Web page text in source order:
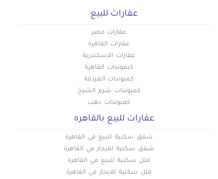
عقارات للبيع
عقارات مصر
عقارات القاهرة
عقارات الاسكندرية
كبموندات القاهرة
كمبوندات الغردقة
كمبوندات شرم الشيخ
كمبوندات دهب
عقارات للبيع بالقاهره
شقق سكنية للبيع في القاهرة
شقق سكنية للايجار في القاهرة
فلل سكنية للبيع في القاهرة
فلل سكنية للايجار في القاهرة